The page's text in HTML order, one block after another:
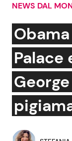
Cerca:
News e
Attualità
Dal Mondo
Economia
NEWS DAL